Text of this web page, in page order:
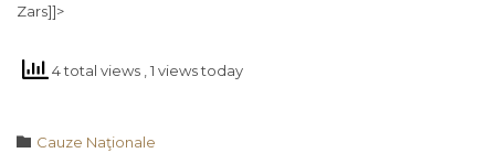
Zars]]>
4 total views , 1 views today
 Category
Cauze Naţionale